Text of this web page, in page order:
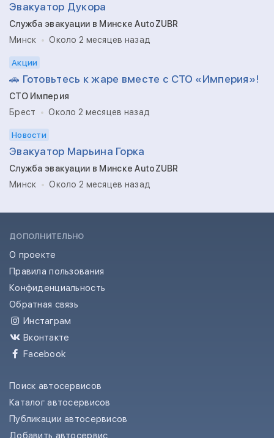
Эвакуатор Дукора
Служба эвакуации в Минске AutoZUBR
Минск
Около 2 месяцев назад
Акции
🚗 Готовьтесь к жаре вместе с СТО «Империя»!
СТО Империя
Брест
Около 2 месяцев назад
Новости
Эвакуатор Марьина Горка
Служба эвакуации в Минске AutoZUBR
Минск
Около 2 месяцев назад
ДОПОЛНИТЕЛЬНО
О проекте
Правила пользования
Конфиденциальность
Обратная связь
Инстаграм
Вконтакте
Facebook
Поиск автосервисов
Каталог автосервисов
Публикации автосервисов
Добавить автосервис